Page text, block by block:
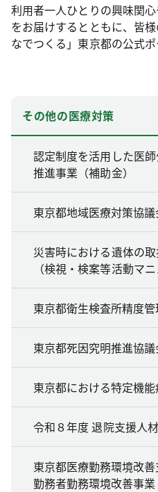
利用者一人ひとりの興味関
をお届けするとともに、皆
なでつくる」東京都の公式ポ
その他の医療対策
認定制度を活用した医
推進事業（補助金）
東京都地域医療対策協
災害時における遺体の
（検視・検案等活動マニ
東京都衛生検査所精度
東京都死因究明推進協
東京都における特定機
令和８年度 退院支援人
東京都医療勤務環境改
勤務者勤務環境改善事業